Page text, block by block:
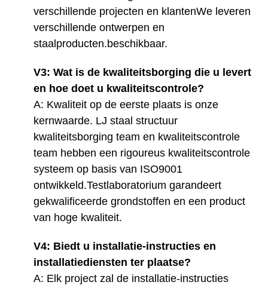
verschillende projecten en klantenWe leveren
verschillende ontwerpen en
staalproducten.beschikbaar.
V3: Wat is de kwaliteitsborging die u levert
en hoe doet u kwaliteitscontrole?
A: Kwaliteit op de eerste plaats is onze
kernwaarde. LJ staal structuur
kwaliteitsborging team en kwaliteitscontrole
team hebben een rigoureus kwaliteitscontrole
systeem op basis van ISO9001
ontwikkeld.Testlaboratorium garandeert
gekwalificeerde grondstoffen en een product
van hoge kwaliteit.
V4: Biedt u installatie-instructies en
installatiediensten ter plaatse?
A: Elk project zal de installatie-instructies